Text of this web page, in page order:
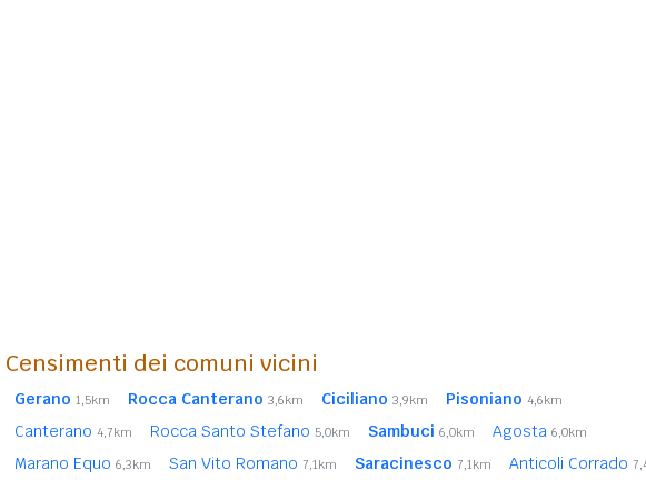
Censimenti dei comuni vicini
Gerano 1,5km Rocca Canterano 3,6km Ciciliano 3,9km Pisoniano 4,6km
Canterano 4,7km Rocca Santo Stefano 5,0km Sambuci 6,0km Agosta 6,0km
Marano Equo 6,3km San Vito Romano 7,1km Saracinesco 7,1km Anticoli Corrado